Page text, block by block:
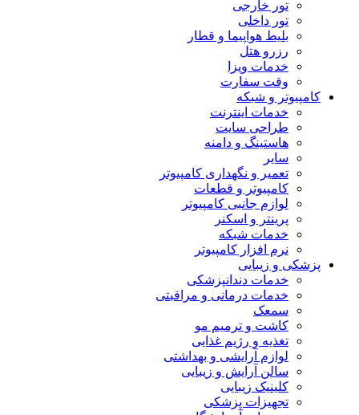
تور خارجی
تور داخلی
بلیط هواپیما و قطار
رزرو هتل
خدمات ویزا
وقت سفارت
کامپیوتر و شبکه
خدمات اینترنت
طراحی سایت
هاستینگ و دامنه
سایر
تعمیر و نگهداری کامپیوتر
کامپیوتر و قطعات
لوازم جانبی کامپیوتر
پرینتر و اسکنر
خدمات شبکه
نرم افزار کامپیوتر
پزشکی و زیبایی
خدمات دندانپزشکی
خدمات درمانی و مراقبتی
سمعک
کاشت و ترمیم مو
تغذیه و رژیم غذایی
لوازم آرایشی و بهداشتی
سالن آرایش و زیبایی
کلینیک زیبایی
تجهیزات پزشکی